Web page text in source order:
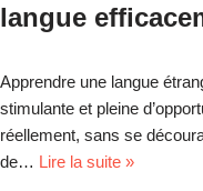
langue
Apprendre une langue
stimulante et pleine
réellement, sans se
de… Lire la suite »